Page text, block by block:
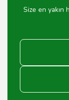
Size en